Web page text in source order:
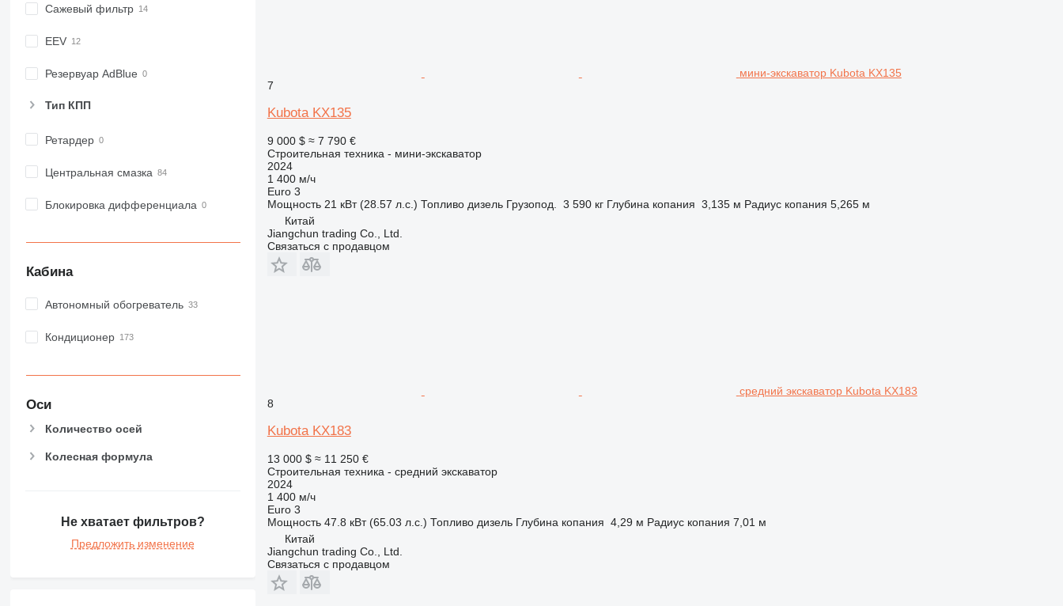
CS
F-series
IT
MH
RM
Сажевый фильтр
EEV
Резервуар AdBlue
Тип КПП
Ретардер
Центральная смазка
Блокировка дифференциала
Кабина
Автономный обогреватель
Кондиционер
Оси
Количество осей
Колесная формула
Не хватает фильтров?
Предложить изменение
мини-экскаватор Kubota KX135
7
Kubota KX135
9 000 $ ≈ 7 790 €
Строительная техника - мини-экскаватор
2024
1 400 м/ч
Euro 3
Мощность 21 кВт (28.57 л.с.) Топливо дизель Грузопод. 3 590 кг Глубина копания 3,135 м Радиус копания 5,265 м
Китай
Jiangchun trading Co., Ltd.
Связаться с продавцом
средний экскаватор Kubota KX183
8
Kubota KX183
13 000 $ ≈ 11 250 €
Строительная техника - средний экскаватор
2024
1 400 м/ч
Euro 3
Мощность 47.8 кВт (65.03 л.с.) Топливо дизель Глубина копания 4,29 м Радиус копания 7,01 м
Китай
Jiangchun trading Co., Ltd.
Связаться с продавцом